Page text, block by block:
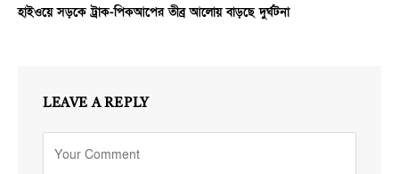
হাইওয়ে সড়কে ট্রাক-পিকআপের তীব্র আলোয় বাড়ছে দুর্ঘটনা
LEAVE A REPLY